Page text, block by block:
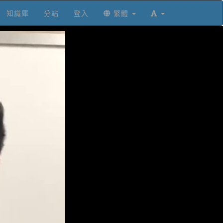
知識庫 分站 登入 繁體